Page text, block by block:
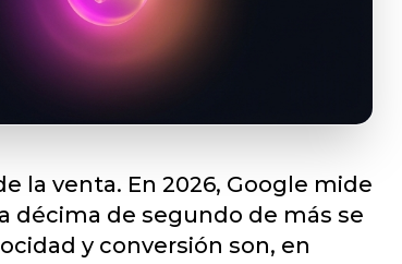
la venta. En 2026, Google mide
décima de segundo de más se
y conversión son, en